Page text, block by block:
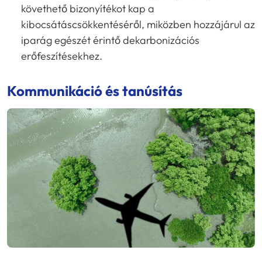
követhető bizonyítékot kap a
kibocsátáscsökkentéséről, miközben hozzájárul az
iparág egészét érintő dekarbonizációs
erőfeszítésekhez.
Kommunikáció és tanúsítás